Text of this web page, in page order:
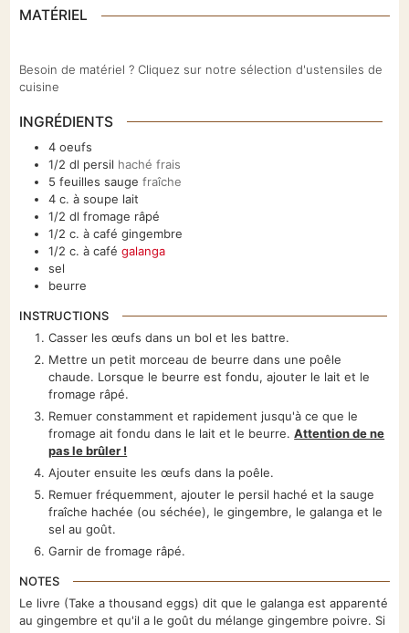
MATÉRIEL
Besoin de matériel ? Cliquez sur notre sélection d'ustensiles de
cuisine
INGRÉDIENTS
4 oeufs
1/2 dl persil haché frais
5 feuilles sauge fraîche
4 c. à soupe lait
1/2 dl fromage râpé
1/2 c. à café gingembre
1/2 c. à café galanga
sel
beurre
INSTRUCTIONS
Casser les œufs dans un bol et les battre.
Mettre un petit morceau de beurre dans une poêle
chaude. Lorsque le beurre est fondu, ajouter le lait et le
fromage râpé.
Remuer constamment et rapidement jusqu'à ce que le
fromage ait fondu dans le lait et le beurre.Attention de ne
pas le brûler !
Ajouter ensuite les œufs dans la poêle.
Remuer fréquemment, ajouter le persil haché et la sauge
fraîche hachée (ou séchée), le gingembre, le galanga et le
sel au goût.
Garnir de fromage râpé.
NOTES
Le livre (Take a thousand eggs) dit que le galanga est apparenté
au gingembre et qu'il a le goût du mélange gingembre poivre. Si